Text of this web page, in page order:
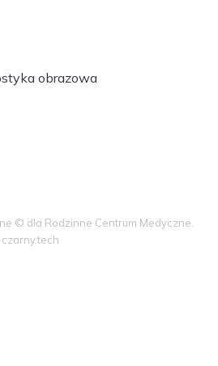
obrazowa
© dla Rodzinne Centrum Medyczne.
czarny.tech